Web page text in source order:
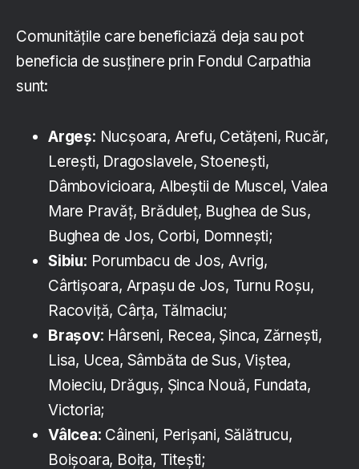
Comunitățile care beneficiază deja sau pot
beneficia de susținere prin Fondul Carpathia
sunt:
Argeș: Nucșoara, Arefu, Cetățeni, Rucăr,
Lerești, Dragoslavele, Stoenești,
Dâmbovicioara, Albeștii de Muscel, Valea
Mare Pravăț, Brăduleț, Bughea de Sus,
Bughea de Jos, Corbi, Domnești;
Sibiu: Porumbacu de Jos, Avrig,
Cârtișoara, Arpașu de Jos, Turnu Roșu,
Racoviță, Cârța, Tălmaciu;
Brașov: Hârseni, Recea, Șinca, Zărnești,
Lisa, Ucea, Sâmbăta de Sus, Viștea,
Moieciu, Drăguș, Șinca Nouă, Fundata,
Victoria;
Vâlcea: Câineni, Perișani, Sălătrucu,
Boișoara, Boița, Titești;